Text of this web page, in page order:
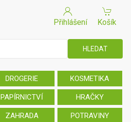
Přihlášení Košík
DROGERIE KOSMETIKA
PAPÍRNICTVÍ HRAČKY
ZAHRADA POTRAVINY